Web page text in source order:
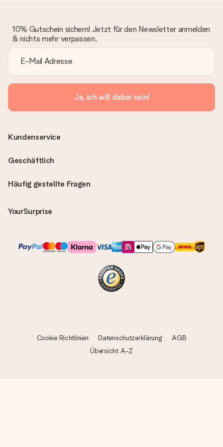
10% Gutschein sichern! Jetzt für den Newsletter anmelden
& nichts mehr verpassen.
Ja, ich will dabei sein!
Häufig gestellte Fragen
YourSurprise
Kundenservice
Geschäftlich
Cookie Richtlinien Datenschutzerklärung
AGB
Übersicht A-Z